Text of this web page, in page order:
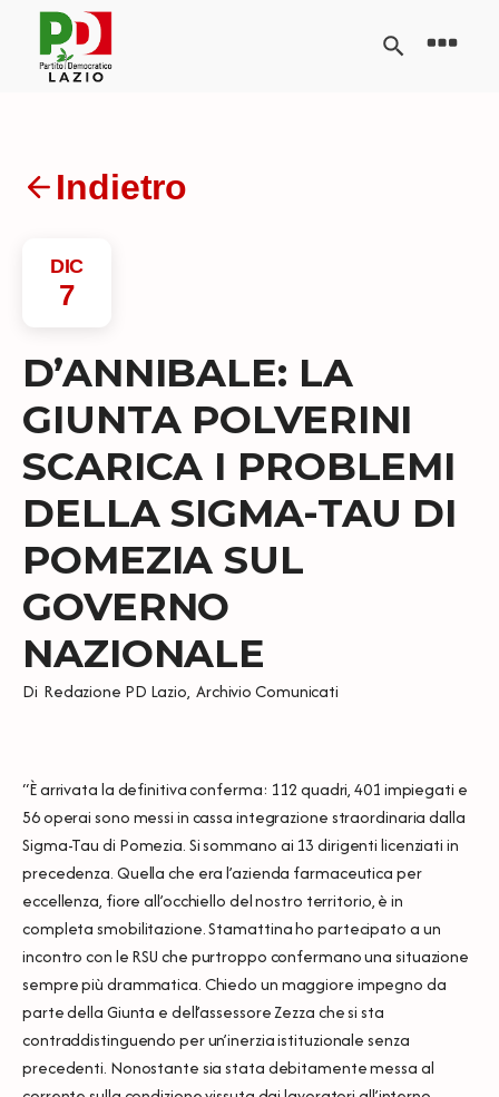
Indietro
DIC
7
D’ANNIBALE: LA
GIUNTA POLVERINI
SCARICA I PROBLEMI
DELLA SIGMA-TAU DI
POMEZIA SUL
GOVERNO
NAZIONALE
Di Redazione PD Lazio, Archivio Comunicati
“È arrivata la definitiva conferma: 112 quadri, 401 impiegati e
56 operai sono messi in cassa integrazione straordinaria dalla
Sigma-Tau di Pomezia. Si sommano ai 13 dirigenti licenziati in
precedenza. Quella che era l’azienda farmaceutica per
eccellenza, fiore all’occhiello del nostro territorio, è in
completa smobilitazione. Stamattina ho partecipato a un
incontro con le RSU che purtroppo confermano una situazione
sempre più drammatica. Chiedo un maggiore impegno da
parte della Giunta e dell’assessore Zezza che si sta
contraddistinguendo per un’inerzia istituzionale senza
precedenti. Nonostante sia stata debitamente messa al